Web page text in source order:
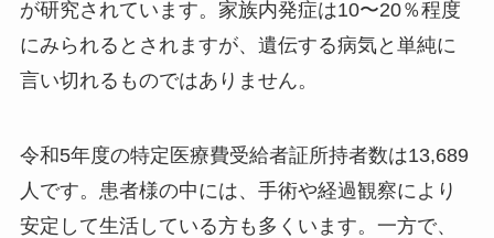
が研究されています。家族内発症は10〜20％程度
にみられるとされますが、遺伝する病気と単純に
言い切れるものではありません。
令和5年度の特定医療費受給者証所持者数は13,689
人です。患者様の中には、手術や経過観察により
安定して生活している方も多くいます。一方で、